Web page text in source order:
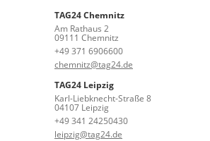
TAG24 Chemnitz
Am Rathaus 2
09111 Chemnitz
+49 371 6906600
chemnitz@tag24.de
TAG24 Leipzig
Karl-Liebknecht-Straße 8
04107 Leipzig
+49 341 24250430
leipzig@tag24.de